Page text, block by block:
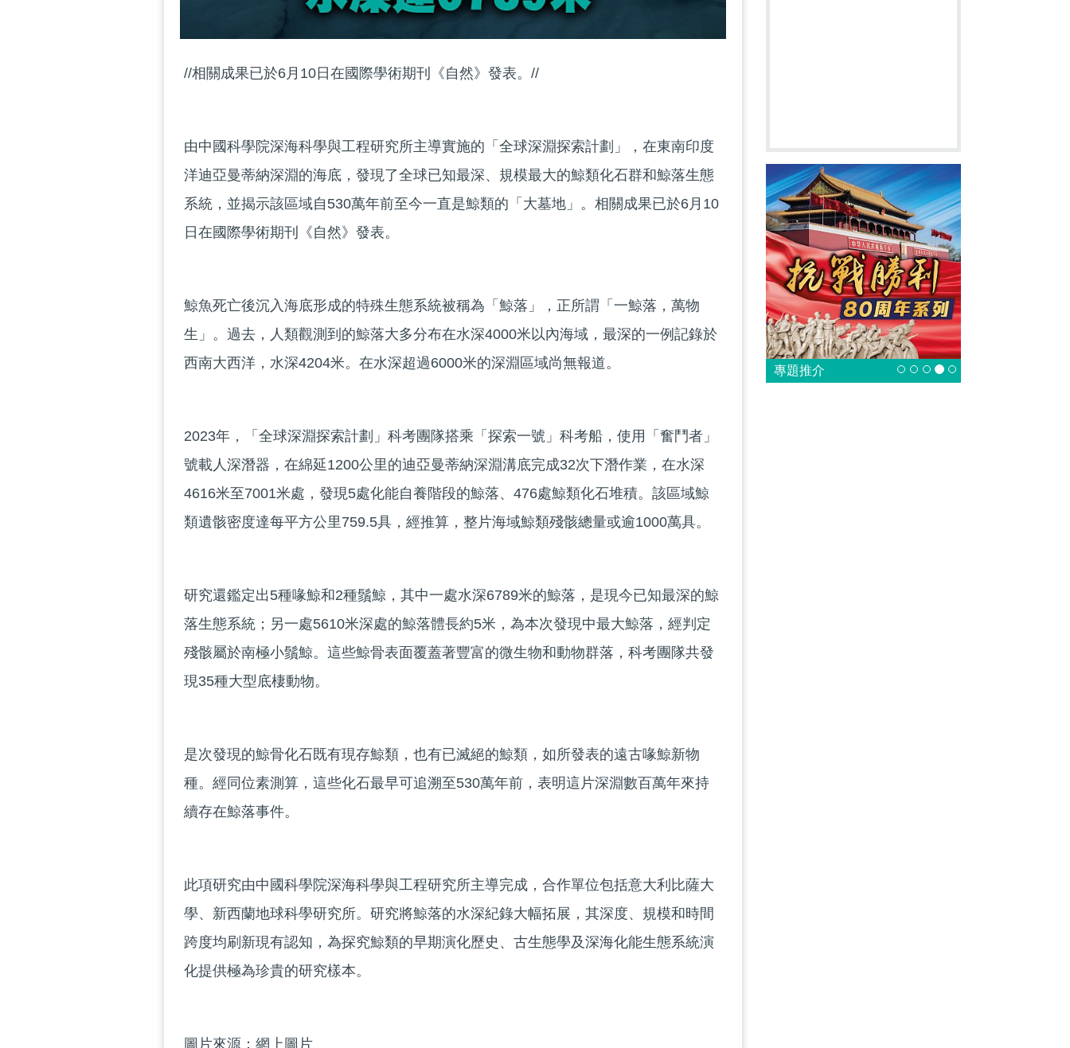
//相關成果已於6月10日在國際學術期刊《自然》發表。//
由中國科學院深海科學與工程研究所主導實施的「全球深淵探索計劃」，在東南印度
洋迪亞曼蒂納深淵的海底，發現了全球已知最深、規模最大的鯨類化石群和鯨落生態
系統，並揭示該區域自530萬年前至今一直是鯨類的「大墓地」。相關成果已於6月10
日在國際學術期刊《自然》發表。
鯨魚死亡後沉入海底形成的特殊生態系統被稱為「鯨落」，正所謂「一鯨落，萬物
生」。過去，人類觀測到的鯨落大多分布在水深4000米以內海域，最深的一例記錄於
西南大西洋，水深4204米。在水深超過6000米的深淵區域尚無報道。
2023年，「全球深淵探索計劃」科考團隊搭乘「探索一號」科考船，使用「奮鬥者」
號載人深潛器，在綿延1200公里的迪亞曼蒂納深淵溝底完成32次下潛作業，在水深
4616米至7001米處，發現5處化能自養階段的鯨落、476處鯨類化石堆積。該區域鯨
類遺骸密度達每平方公里759.5具，經推算，整片海域鯨類殘骸總量或逾1000萬具。
研究還鑑定出5種喙鯨和2種鬚鯨，其中一處水深6789米的鯨落，是現今已知最深的鯨
落生態系統；另一處5610米深處的鯨落體長約5米，為本次發現中最大鯨落，經判定
殘骸屬於南極小鬚鯨。這些鯨骨表面覆蓋著豐富的微生物和動物群落，科考團隊共發
現35種大型底棲動物。
是次發現的鯨骨化石既有現存鯨類，也有已滅絕的鯨類，如所發表的遠古喙鯨新物
種。經同位素測算，這些化石最早可追溯至530萬年前，表明這片深淵數百萬年來持
續存在鯨落事件。
此項研究由中國科學院深海科學與工程研究所主導完成，合作單位包括意大利比薩大
學、新西蘭地球科學研究所。研究將鯨落的水深紀錄大幅拓展，其深度、規模和時間
跨度均刷新現有認知，為探究鯨類的早期演化歷史、古生態學及深海化能生態系統演
化提供極為珍貴的研究樣本。
圖片來源：網上圖片
專題推介